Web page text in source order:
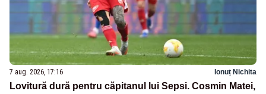
7 aug. 2026, 17:16 Ionuț Nichita
Lovitură dură pentru căpitanul lui Sepsi. Cosmin Matei,